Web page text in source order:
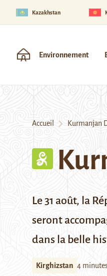
Kazakhstan
Environnement
Accueil Kurmanjan
Le 31 août, la
seront
dans la belle
Kirghizstan 4